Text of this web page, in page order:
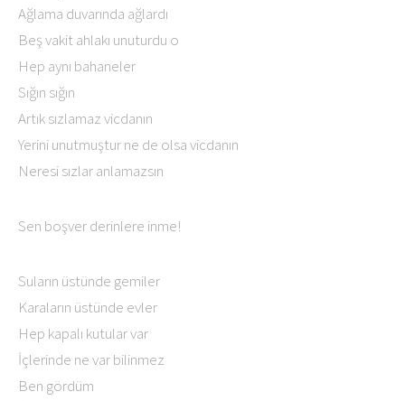
Ağlama duvarında ağlardı
Beş vakit ahlakı unuturdu o
Hep aynı bahaneler
Sığın sığın
Artık sızlamaz vicdanın
Yerini unutmuştur ne de olsa vicdanın
Neresi sızlar anlamazsın
Sen boşver derinlere inme!
Suların üstünde gemiler
Karaların üstünde evler
Hep kapalı kutular var
İçlerinde ne var bilinmez
Ben gördüm